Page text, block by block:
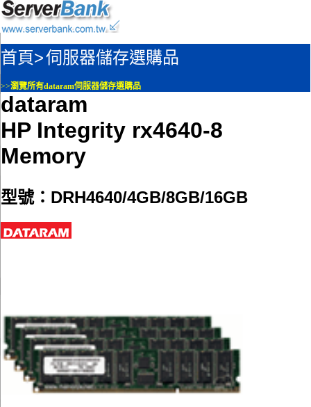
首頁>伺服器儲存選購品
>>瀏覽所有dataram伺服器儲存選購品
dataram
HP Integrity rx4640-8
Memory
型號：DRH4640/4GB/8GB/16GB